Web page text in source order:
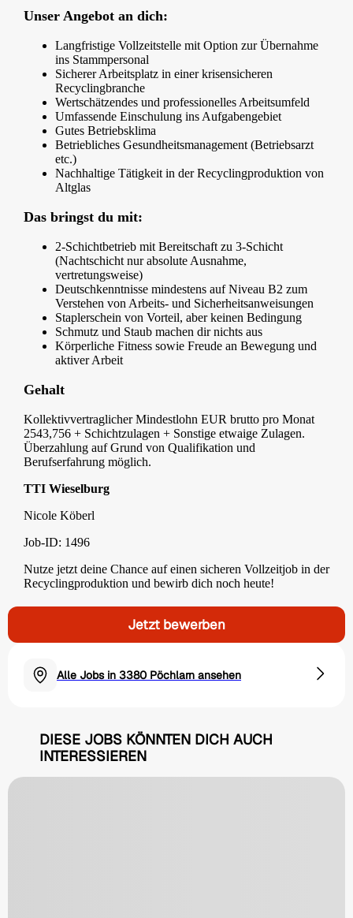
Unser Angebot an dich:
Langfristige Vollzeitstelle mit Option zur Übernahme
ins Stammpersonal
Sicherer Arbeitsplatz in einer krisensicheren
Recyclingbranche
Wertschätzendes und professionelles Arbeitsumfeld
Umfassende Einschulung ins Aufgabengebiet
Gutes Betriebsklima
Betriebliches Gesundheitsmanagement (Betriebsarzt
etc.)
Nachhaltige Tätigkeit in der Recyclingproduktion von
Altglas
Das bringst du mit:
2-Schichtbetrieb mit Bereitschaft zu 3-Schicht
(Nachtschicht nur absolute Ausnahme,
vertretungsweise)
Deutschkenntnisse mindestens auf Niveau B2 zum
Verstehen von Arbeits- und Sicherheitsanweisungen
Staplerschein von Vorteil, aber keinen Bedingung
Schmutz und Staub machen dir nichts aus
Körperliche Fitness sowie Freude an Bewegung und
aktiver Arbeit
Gehalt
Kollektivvertraglicher Mindestlohn EUR brutto pro Monat
2543,756 + Schichtzulagen + Sonstige etwaige Zulagen.
Überzahlung auf Grund von Qualifikation und
Berufserfahrung möglich.
TTI Wieselburg
Nicole Köberl
Job-ID: 1496
Nutze jetzt deine Chance auf einen sicheren Vollzeitjob in der
Recyclingproduktion und bewirb dich noch heute!
Jetzt bewerben
Alle Jobs in 3380 Pöchlarn ansehen
DIESE JOBS KÖNNTEN DICH AUCH
INTERESSIEREN